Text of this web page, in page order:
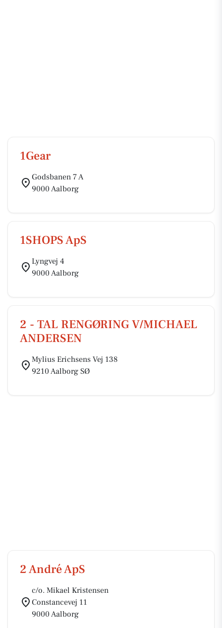
1Gear
Godsbanen 7 A
9000 Aalborg
1SHOPS ApS
Lyngvej 4
9000 Aalborg
2 - TAL RENGØRING V/MICHAEL
ANDERSEN
Mylius Erichsens Vej 138
9210 Aalborg SØ
2 André ApS
c/o. Mikael Kristensen
Constancevej 11
9000 Aalborg